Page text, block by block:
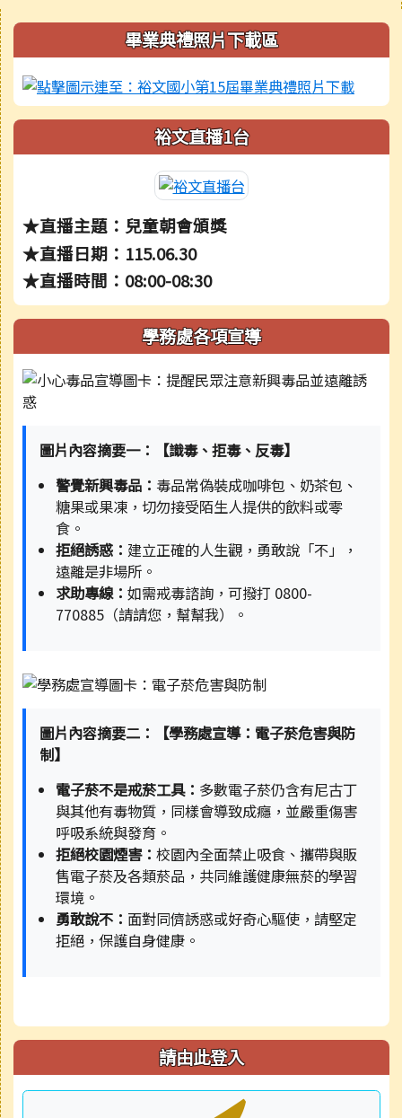
右邊區域內容畢業典禮照片下載區
裕文直播1台
★直播主題：兒童朝會頒獎
★直播日期：115.06.30
★直播時間：08:00-08:30
學務處各項宣導
圖片內容摘要一：【識毒、拒毒、反毒】
警覺新興毒品： 毒品常偽裝成咖啡包、奶茶包、
糖果或果凍，切勿接受陌生人提供的飲料或零
食。
拒絕誘惑： 建立正確的人生觀，勇敢說「不」，
遠離是非場所。
求助專線：如需戒毒諮詢，可撥打 0800-
770885（請請您，幫幫我）。
圖片內容摘要二：【學務處宣導：電子菸危害與防
制】
電子菸不是戒菸工具： 多數電子菸仍含有尼古丁
與其他有毒物質，同樣會導致成癮，並嚴重傷害
呼吸系統與發育。
拒絕校園煙害：校園內全面禁止吸食、攜帶與販
售電子菸及各類菸品，共同維護健康無菸的學習
環境。
勇敢說不： 面對同儕誘惑或好奇心驅使，請堅定
拒絕，保護自身健康。
請由此登入